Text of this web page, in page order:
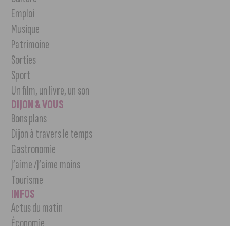
Emploi
Musique
Patrimoine
Sorties
Sport
Un film, un livre, un son
DIJON & VOUS
Bons plans
Dijon à travers le temps
Gastronomie
J’aime /J’aime moins
Tourisme
INFOS
Actus du matin